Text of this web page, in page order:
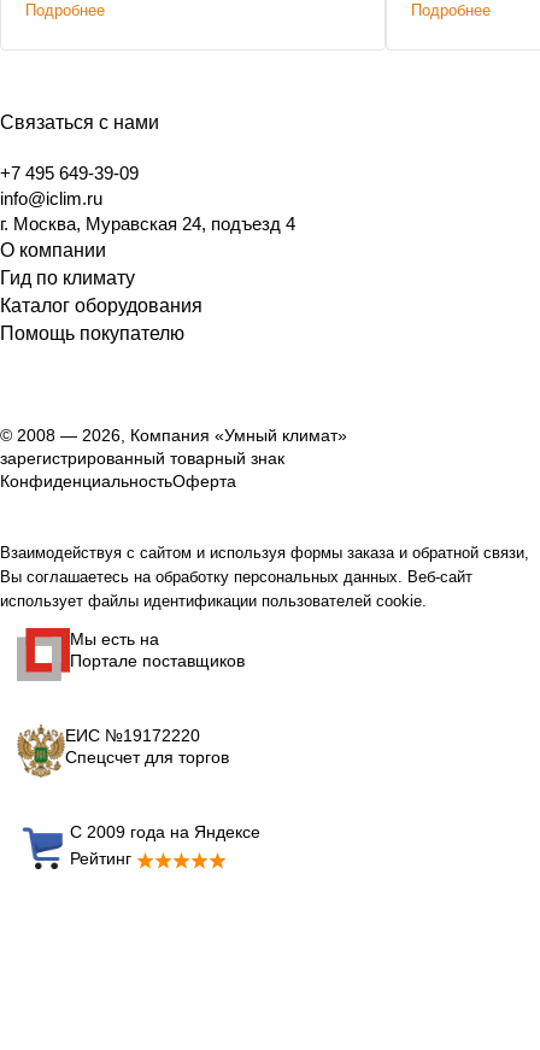
решениями.
Подробнее Подробнее
Связаться с нами
+7 495 649-39-09
info@iclim.ru
г. Москва, Муравская 24, подъезд 4
О компании
Гид по климату
Каталог оборудования
Помощь покупателю
© 2008 — 2026, Компания «Умный климат»
зарегистрированный товарный знак
КонфиденциальностьОферта
Взаимодействуя с сайтом и используя формы заказа и обратной связи,
Вы соглашаетесь на обработку персональных данных. Веб-сайт
использует файлы идентификации пользователей cookie.
Мы есть на
Портале поставщиков
ЕИС №19172220
Спецсчет для торгов
С 2009 года на Яндексе
Рейтинг